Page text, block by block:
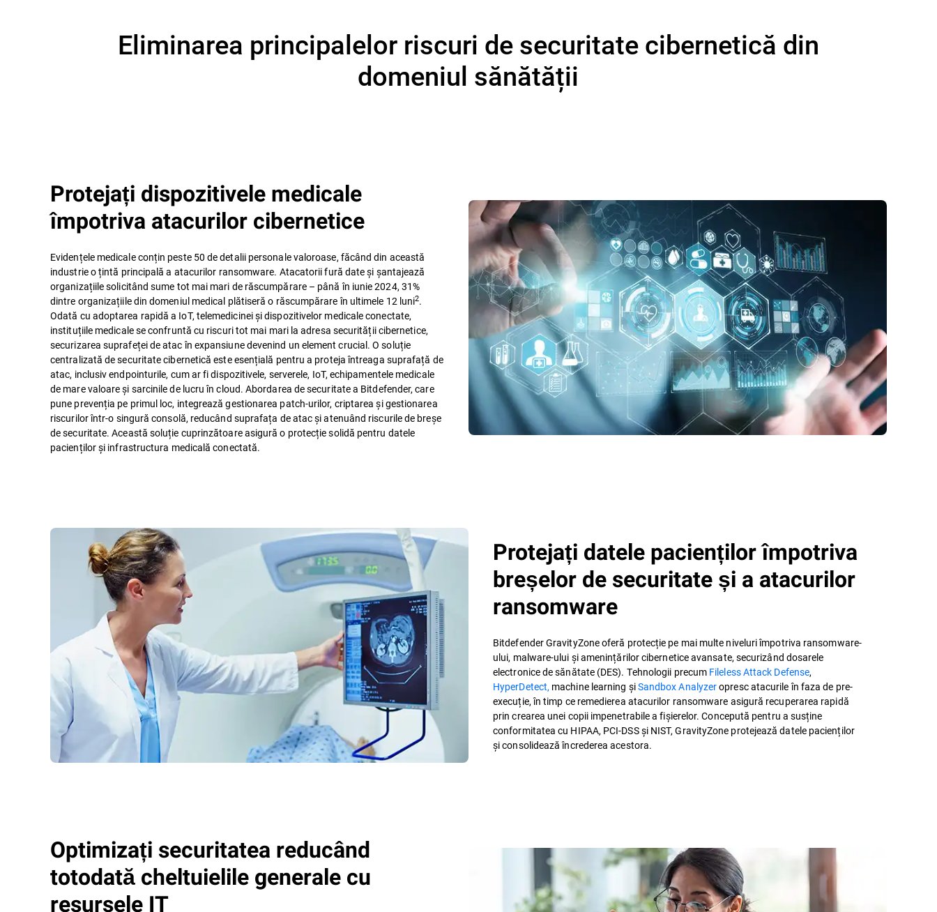
Eliminarea principalelor riscuri de securitate cibernetică din
domeniul sănătății
Protejați dispozitivele medicale
împotriva atacurilor cibernetice
Evidențele medicale conțin peste 50 de detalii personale valoroase, făcând din această
industrie o țintă principală a atacurilor ransomware. Atacatorii fură date și șantajează
organizațiile solicitând sume tot mai mari de răscumpărare – până în iunie 2024, 31%
dintre organizațiile din domeniul medical plătiseră o răscumpărare în ultimele 12 luni2.
Odată cu adoptarea rapidă a IoT, telemedicinei și dispozitivelor medicale conectate,
instituțiile medicale se confruntă cu riscuri tot mai mari la adresa securității cibernetice,
securizarea suprafeței de atac în expansiune devenind un element crucial. O soluție
centralizată de securitate cibernetică este esențială pentru a proteja întreaga suprafață de
atac, inclusiv endpointurile, cum ar fi dispozitivele, serverele, IoT, echipamentele medicale
de mare valoare și sarcinile de lucru în cloud. Abordarea de securitate a Bitdefender, care
pune prevenția pe primul loc, integrează gestionarea patch-urilor, criptarea și gestionarea
riscurilor într-o singură consolă, reducând suprafața de atac și atenuând riscurile de breșe
de securitate. Această soluție cuprinzătoare asigură o protecție solidă pentru datele
pacienților și infrastructura medicală conectată.
Protejați datele pacienților împotriva
breșelor de securitate și a atacurilor
ransomware
Bitdefender GravityZone oferă protecție pe mai multe niveluri împotriva ransomware-
ului, malware-ului și amenințărilor cibernetice avansate, securizând dosarele
electronice de sănătate (DES). Tehnologii precum Fileless Attack Defense,
HyperDetect, machine learning șiSandbox Analyzeropresc atacurile în faza de pre-
execuție, în timp ce remedierea atacurilor ransomware asigură recuperarea rapidă
prin crearea unei copii impenetrabile a fișierelor. Concepută pentru a susține
conformitatea cu HIPAA, PCI-DSS și NIST, GravityZone protejează datele pacienților
și consolidează încrederea acestora.
Optimizați securitatea reducând
totodată cheltuielile generale cu
resursele IT